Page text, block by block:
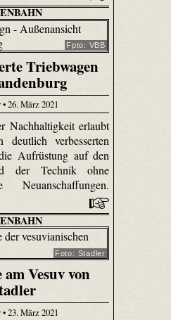
Fpto: VBB
Triebwagen
26. März 2021
Nachhaltigkeit erlaubt
verbesserten
Aufrüstung auf den
der Technik ohne
Neuanschaffungen.
Foto: Stadler
am Vesuv von
23. März 2021